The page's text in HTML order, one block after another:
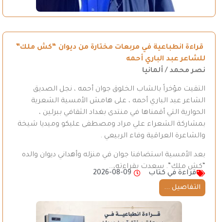
قراءة انطباعية في مربعات مختارة من ديوان “كش ملك”
للشاعر عبد الباري أحمه
نصر محمد / ألمانيا
التقيت مؤخراً بالشاب الخلوق جوان أحمه ، نجل الصديق
الشاعر عبد الباري أحمه ، على هامش الأمسية الشعرية
الحوارية التي أقمناها في منتدى بغداد الثقافي ببرلين ،
بمشاركة الشعراء علي مراد ومصطفى عليكو وميديا شيخة
والشاعرة العراقية وفاء الربيعي .
بعد الأمسية استضافنا جوان في منزله وأهداني ديوان والده
“كش ملك”. سعدت بقراءته،…
قراءة في كتاب
2026-08-09
التفاصيل ...